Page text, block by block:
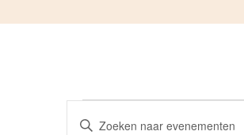
EVENEMENTEN
Vul